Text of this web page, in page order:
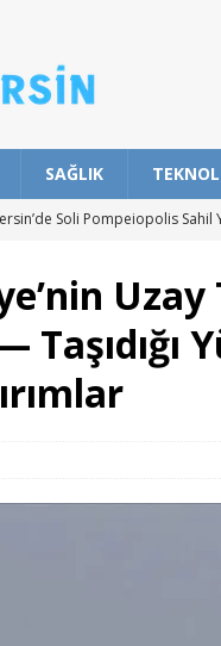
SAĞLIK
Soli Pompeiopolis Sahil
Büyükşehir’den
Çocuklar İçin Yaza
Uzay
Taşıdığı